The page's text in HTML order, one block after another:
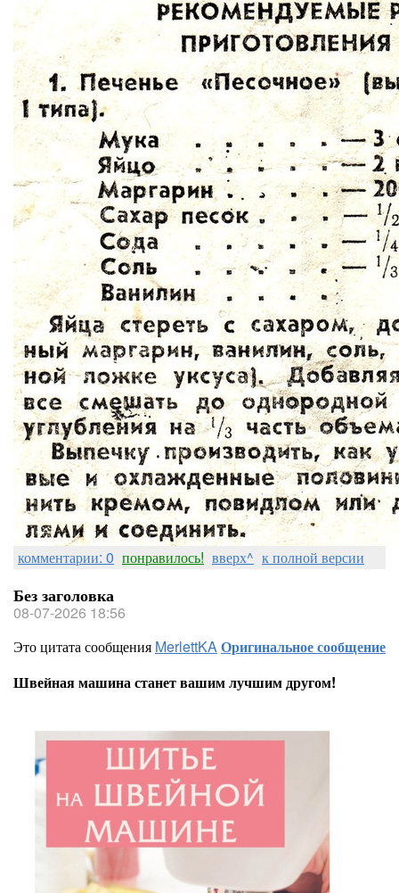
комментарии: 0 понравилось! вверх^ к полной версии
Без заголовка
08-07-2026 18:56
Это цитата сообщения MerlettKAОригинальное сообщение
Швейная машина станет вашим лучшим другом!